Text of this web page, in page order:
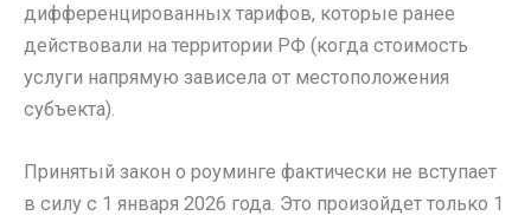
дифференцированных тарифов, которые ранее
действовали на территории РФ (когда стоимость
услуги напрямую зависела от местоположения
субъекта).
Принятый закон о роуминге фактически не вступает
в силу с 1 января 2026 года. Это произойдет только 1